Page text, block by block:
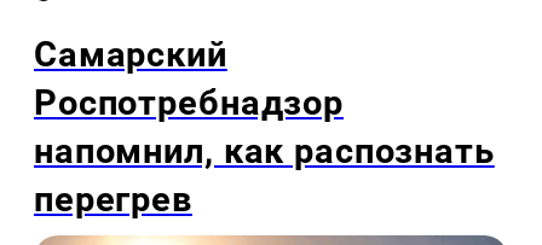
Самарский
Роспотребнадзор
напомнил, как распознать
перегрев